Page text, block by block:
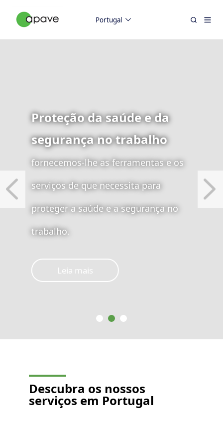
Portugal
Proteção da saúde e da
segurança no trabalho
fornecemos-lhe as ferramentas e os
serviços de que necessita para
proteger a saúde e a segurança no
trabalho.
Leia mais
Descubra os nossos
serviços em Portugal